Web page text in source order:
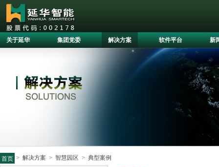
关于延华 集团党委 解决方案 软件平台 新
首页 > 解决方案 > 智慧园区 > 典型案例